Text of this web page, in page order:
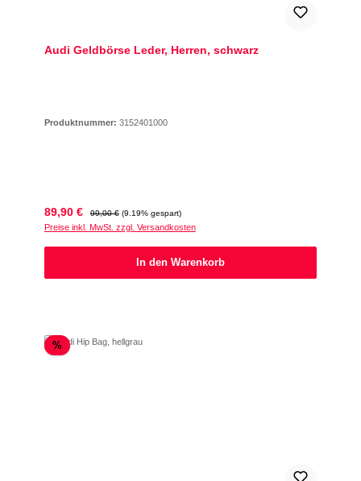
Audi Geldbörse Leder, Herren, schwarz
Produktnummer: 3152401000
Verkaufspreis:
89,90 € Regulärer Preis:
99,00 € (9.19% gespart)
Preise inkl. MwSt. zzgl. Versandkosten
In den Warenkorb
%Rabatt